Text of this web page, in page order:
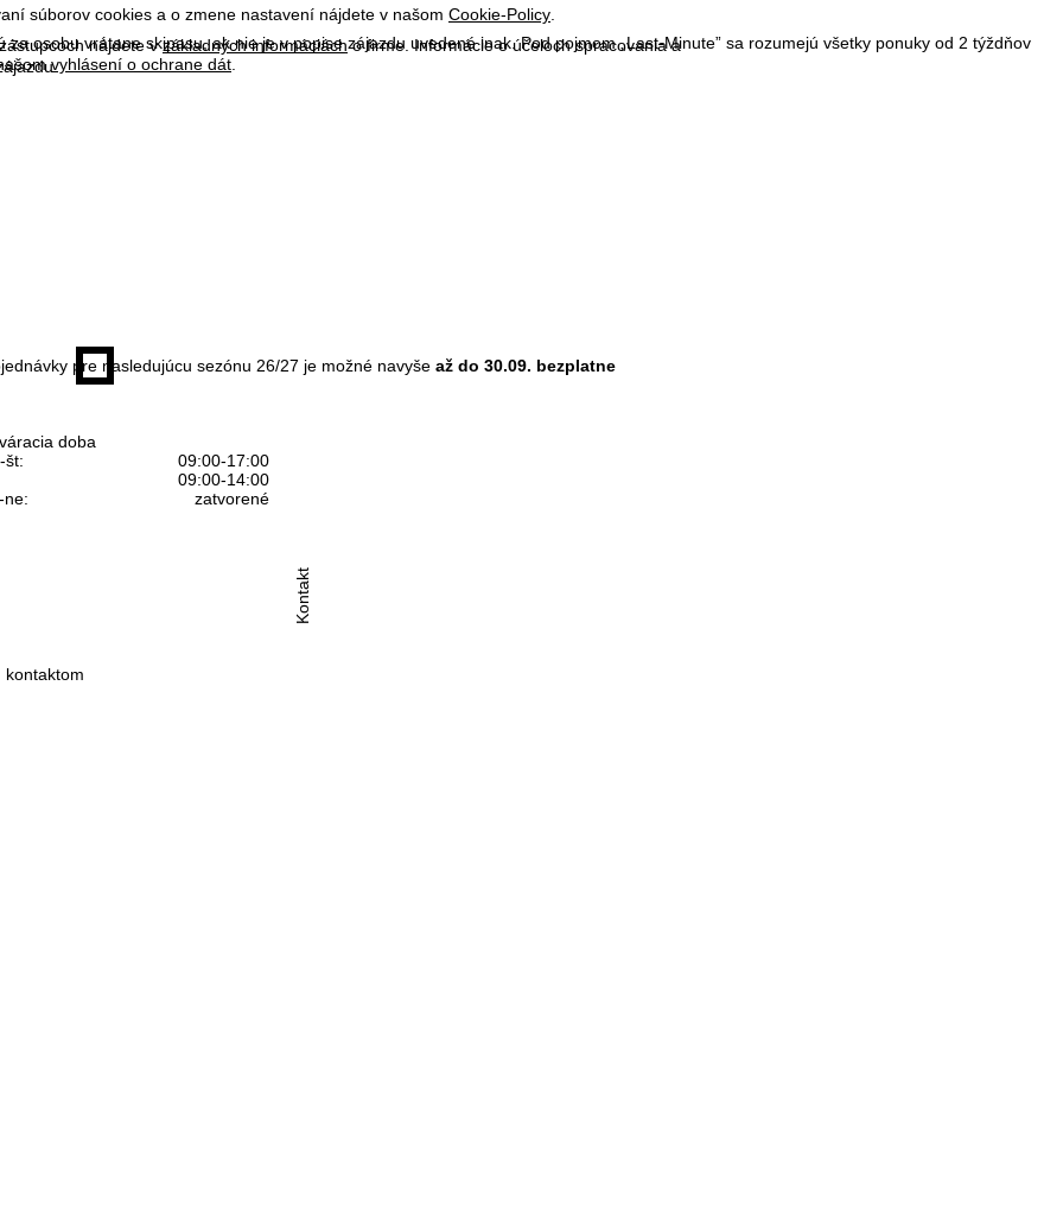
súborov cookies a o zmene nastavení nájdete v našom Cookie-Policy
nájdete vzákladných informáciácho firme. Informácie o účeloch spracovania a
vyhlásení o ochrane dát
doba
št:
09:00-17:00
09:00-14:00
ne:
zatvorené
kontaktom
Kontakt
za osobu vrátane skipasu, ak nie je v popise zájazdu uvedené inak. Pod pojmom „Last-Minute” sa rozumejú všetky ponuky od 2 týždňov
pre nasledujúcu sezónu 26/27 je možné navyše až do 30.09. bezplatne